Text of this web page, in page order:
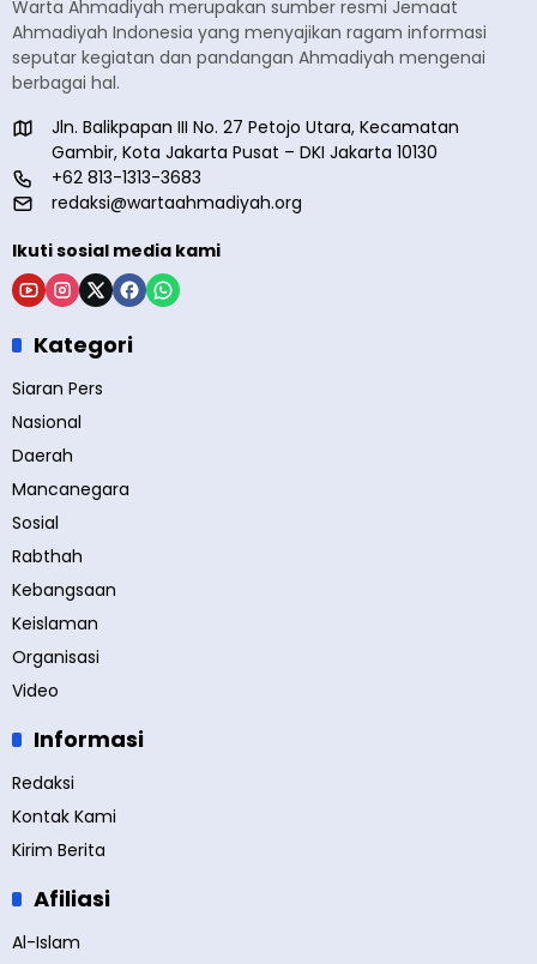
Warta Ahmadiyah merupakan sumber resmi Jemaat
Ahmadiyah Indonesia yang menyajikan ragam informasi
seputar kegiatan dan pandangan Ahmadiyah mengenai
berbagai hal.
Jln. Balikpapan III No. 27 Petojo Utara, Kecamatan
Gambir, Kota Jakarta Pusat – DKI Jakarta 10130
+62 813-1313-3683
redaksi@wartaahmadiyah.org
Ikuti sosial media kami
Kategori
Siaran Pers
Nasional
Daerah
Mancanegara
Sosial
Rabthah
Kebangsaan
Keislaman
Organisasi
Video
Informasi
Redaksi
Kontak Kami
Kirim Berita
Afiliasi
Al-Islam